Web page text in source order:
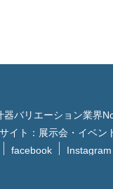
器バリエーション業界
イト：展示会・イベン
facebook Instagram